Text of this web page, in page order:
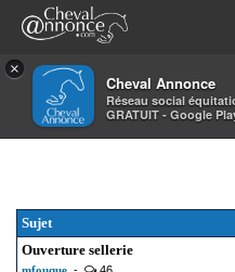
×
Cheval Annonce
Réseau social
GRATUIT - Google
Sujet
Ouverture sellerie